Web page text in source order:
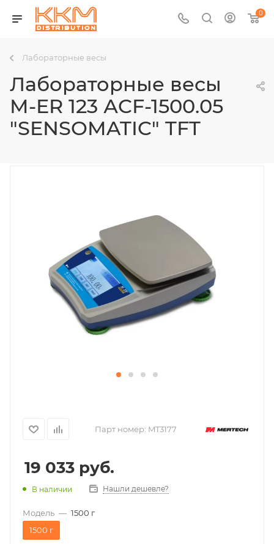
0
Лабораторные весы
Лабораторные весы
M-ER 123 АCF-1500.05
"SENSOMATIC" TFT
Парт номер: MT3177
19 033 руб.
В наличии Нашли дешевле?
Модель — 1500 г
1500 г